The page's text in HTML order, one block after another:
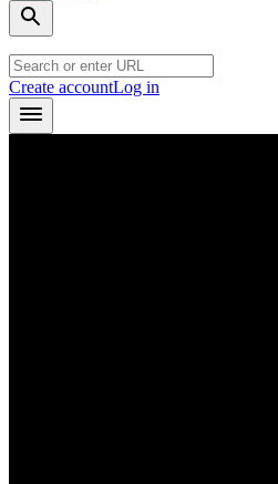
Create accountLog in